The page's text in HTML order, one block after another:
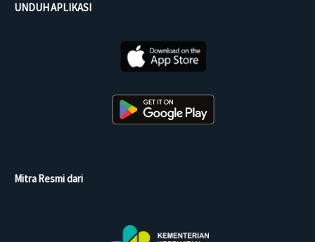
UNDUH APLIKASI
Mitra Resmi dari